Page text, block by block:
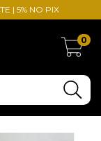
| 5% NO PIX
0